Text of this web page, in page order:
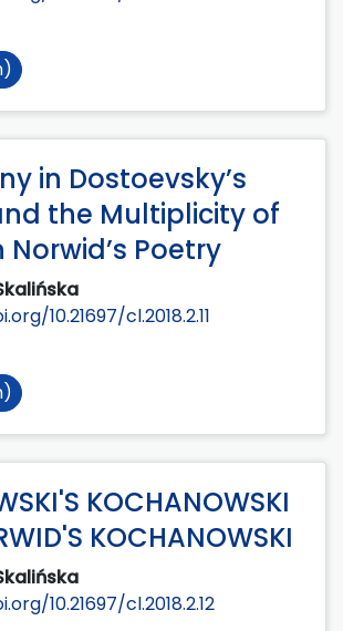
in Dostoevsky’s
the Multiplicity of
Norwid’s Poetry
10.21697/cl.2018.2.11
KOCHANOWSKI
KOCHANOWSKI
10.21697/cl.2018.2.12